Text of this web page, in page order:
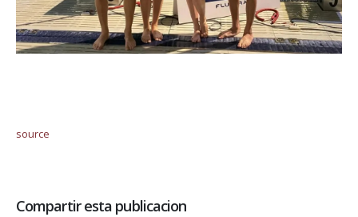
source
Compartir esta publicacion